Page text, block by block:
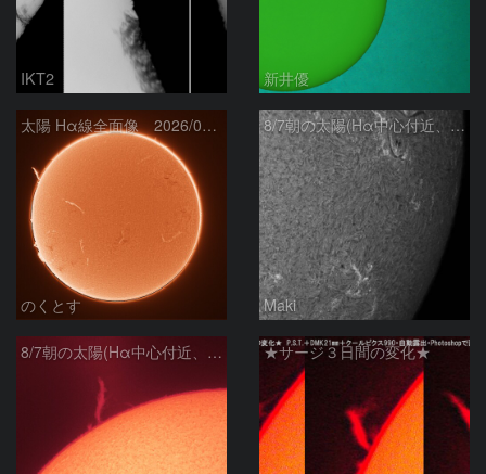
IKT2 新井優
太陽 Hα線全面像 2026/08/07
のくとす
8/7朝の太陽(Hα中心付近、4498、4502付近)
Maki
8/7朝の太陽(Hα中心付近、プロミネンス) ★サージ３日間の変化★